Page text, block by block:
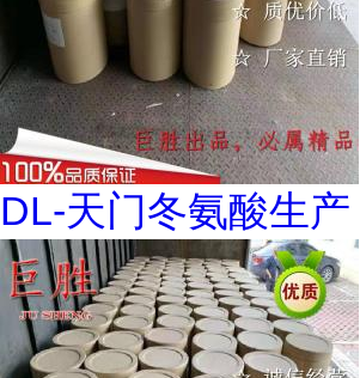
DL-天门冬氨酸生产